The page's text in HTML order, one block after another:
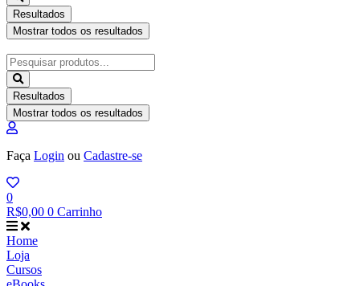
Resultados
Mostrar todos os resultados
Pesquisar
...
Resultados
Mostrar todos os resultados
Faça Login ou Cadastre-se
0
R$0,00 0 Carrinho
Home
Loja
Cursos